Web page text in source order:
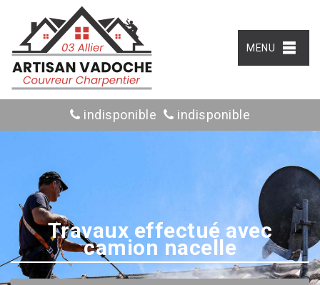
MENU
indisponible indisponible
Travaux effectué avec
camion nacelle